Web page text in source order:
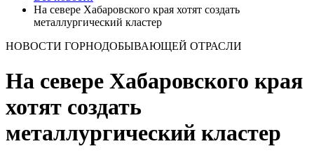
На севере Хабаровского края хотят создать
металлургический кластер
НОВОСТИ ГОРНОДОБЫВАЮЩЕЙ ОТРАСЛИ
На севере Хабаровского края
хотят создать
металлургический кластер